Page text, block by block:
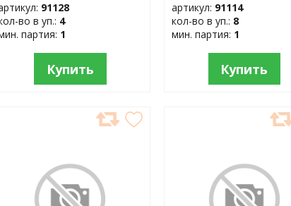
91128
во в уп.: 4
партия: 1
Купить
артикул: 91114
кол-во в уп.: 8
мин. партия: 1
Купить